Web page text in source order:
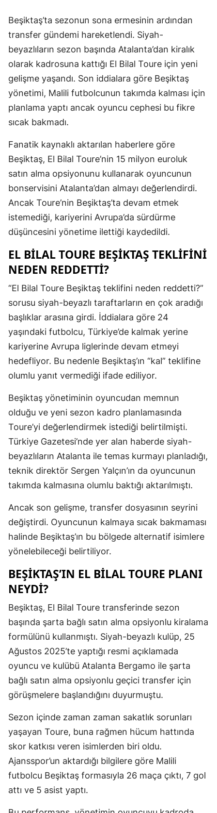
Beşiktaş’ta sezonun sona ermesinin ardından
transfer gündemi hareketlendi. Siyah-
beyazlıların sezon başında Atalanta’dan kiralık
olarak kadrosuna kattığı El Bilal Toure için yeni
gelişme yaşandı. Son iddialara göre Beşiktaş
yönetimi, Malili futbolcunun takımda kalması için
planlama yaptı ancak oyuncu cephesi bu fikre
sıcak bakmadı.
Fanatik kaynaklı aktarılan haberlere göre
Beşiktaş, El Bilal Toure’nin 15 milyon euroluk
satın alma opsiyonunu kullanarak oyuncunun
bonservisini Atalanta’dan almayı değerlendirdi.
Ancak Toure’nin Beşiktaş’ta devam etmek
istemediği, kariyerini Avrupa’da sürdürme
düşüncesini yönetime ilettiği kaydedildi.
EL BILAL TOURE BEŞIKTAŞ TEKLIFINI
NEDEN REDDETTI?
“El Bilal Toure Beşiktaş teklifini neden reddetti?”
sorusu siyah-beyazlı taraftarların en çok aradığı
başlıklar arasına girdi. İddialara göre 24
yaşındaki futbolcu, Türkiye’de kalmak yerine
kariyerine Avrupa liglerinde devam etmeyi
hedefliyor. Bu nedenle Beşiktaş’ın “kal” teklifine
olumlu yanıt vermediği ifade ediliyor.
Beşiktaş yönetiminin oyuncudan memnun
olduğu ve yeni sezon kadro planlamasında
Toure’yi değerlendirmek istediği belirtilmişti.
Türkiye Gazetesi’nde yer alan haberde siyah-
beyazlıların Atalanta ile temas kurmayı planladığı,
teknik direktör Sergen Yalçın’ın da oyuncunun
takımda kalmasına olumlu baktığı aktarılmıştı.
Ancak son gelişme, transfer dosyasının seyrini
değiştirdi. Oyuncunun kalmaya sıcak bakmaması
halinde Beşiktaş’ın bu bölgede alternatif isimlere
yönelebileceği belirtiliyor.
BEŞIKTAŞ’IN EL BILAL TOURE PLANI
NEYDI?
Beşiktaş, El Bilal Toure transferinde sezon
başında şarta bağlı satın alma opsiyonlu kiralama
formülünü kullanmıştı. Siyah-beyazlı kulüp, 25
Ağustos 2025’te yaptığı resmi açıklamada
oyuncu ve kulübü Atalanta Bergamo ile şarta
bağlı satın alma opsiyonlu geçici transfer için
görüşmelere başlandığını duyurmuştu.
Sezon içinde zaman zaman sakatlık sorunları
yaşayan Toure, buna rağmen hücum hattında
skor katkısı veren isimlerden biri oldu.
Ajansspor’un aktardığı bilgilere göre Malili
futbolcu Beşiktaş formasıyla 26 maça çıktı, 7 gol
attı ve 5 asist yaptı.